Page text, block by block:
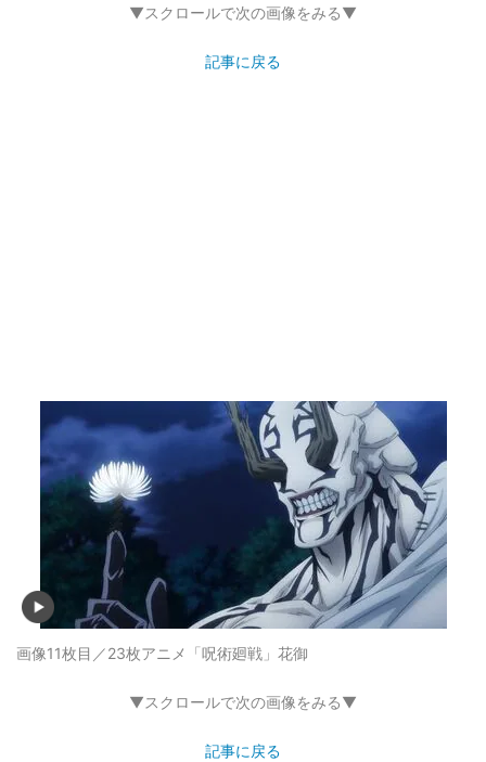
▼スクロールで次の画像をみる▼
記事に戻る
画像11枚目／23枚アニメ「呪術廻戦」花御
▼スクロールで次の画像をみる▼
記事に戻る